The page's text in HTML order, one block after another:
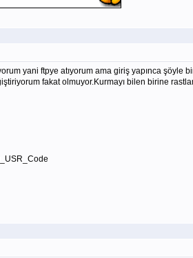
yani ftpye atıyorum ama giriş yapınca
fakat olmuyor.Kurmayı bilen birine